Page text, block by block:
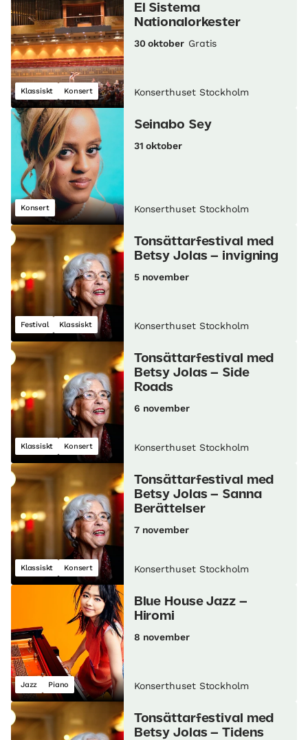
Klassiskt Konsert
El Sistema
Nationalorkester
30 oktober Gratis
Konserthuset Stockholm
Konsert
Seinabo Sey
31 oktober
Konserthuset Stockholm
Festival Klassiskt
Tonsättarfestival med
Betsy Jolas – invigning
5 november
Konserthuset Stockholm
Klassiskt Konsert
Tonsättarfestival med
Betsy Jolas – Side
Roads
6 november
Konserthuset Stockholm
Klassiskt Konsert
Tonsättarfestival med
Betsy Jolas – Sanna
Berättelser
7 november
Konserthuset Stockholm
Jazz Piano
Blue House Jazz –
Hiromi
8 november
Konserthuset Stockholm
Tonsättarfestival med
Betsy Jolas – Tidens